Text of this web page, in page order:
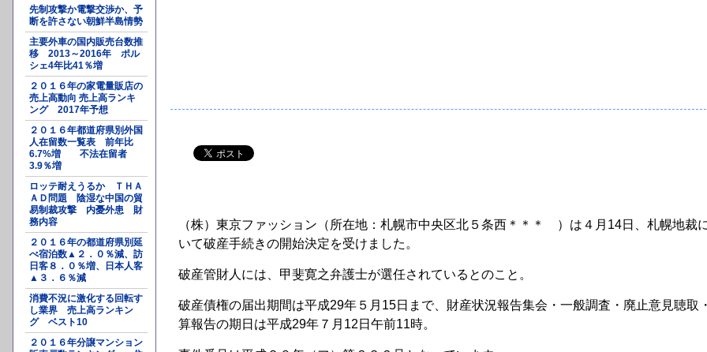
先制攻撃か電撃交渉か、予
断を許さない朝鮮半島情勢
主要外車の国内販売台数推
移 2013～2016年 ポル
シェ4年比41％増
２０１６年の家電量販店の
売上高動向 売上高ランキ
ング 2017年予想
２０１６年都道府県別外国
人在留数一覧表 前年比
6.7%増 不法在留者
3.9％増
ロッテ耐えうるか ＴＨＡ
ＡＤ問題 陰湿な中国の貿
易制裁攻撃 内憂外患 財
務内容
２０１６年の都道府県別延
べ宿泊数▲２．０％減、訪
日客８．０％増、日本人客
▲３．６％減
消費不況に激化する回転す
し業界 売上高ランキン
グ ベスト10
２０１６年分譲マンション
（株）東京ファッション（所在地：札幌市中央区北５条西＊＊＊ ）は４月14日、札幌地裁
いて破産手続きの開始決定を受けました。
破産管財人には、甲斐寛之弁護士が選任されているとのこと。
破産債権の届出期間は平成29年５月15日まで、財産状況報告集会・一般調査・廃止意見聴取
算報告の期日は平成29年７月12日午前11時。